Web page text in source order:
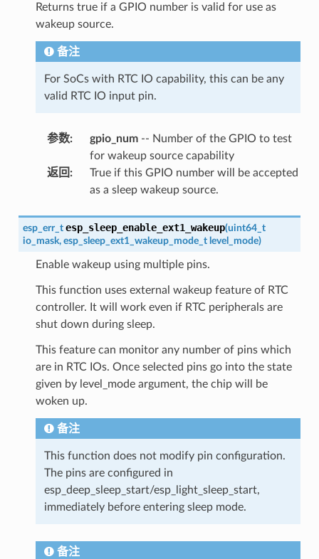
Returns true if a GPIO number is valid for use as
wakeup source.
备注
For SoCs with RTC IO capability, this can be any
valid RTC IO input pin.
参数: gpio_num-- Number of the GPIO to test
for wakeup source capability
返回 :
True if this GPIO number will be accepted
as a sleep wakeup source.
esp_err_t esp_sleep_enable_ext1_wakeup(uint64_t
io_mask, esp_sleep_ext1_wakeup_mode_t level_mode)
Enable wakeup using multiple pins.
This function uses external wakeup feature of RTC
controller. It will work even if RTC peripherals are
shut down during sleep.
This feature can monitor any number of pins which
are in RTC IOs. Once selected pins go into the state
given by level_mode argument, the chip will be
woken up.
备注
This function does not modify pin configuration.
The pins are configured in
esp_deep_sleep_start/esp_light_sleep_start,
immediately before entering sleep mode.
备注